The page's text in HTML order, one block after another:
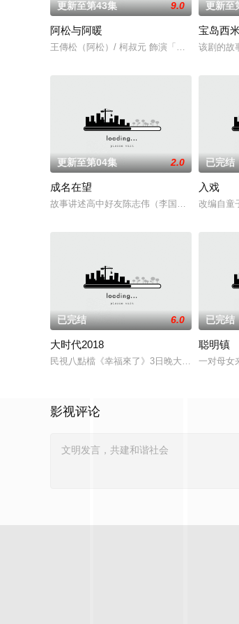
更新至第43集 9.0
阿松与阿暖
王傳松（阿松）/ 柯叔元 飾演「他一輩子守著
更新至
宝岛西
该剧的故
更新至第04集 2.0
成名在望
故事讲述高中好友陈志伟（李国毅 饰）、罗
已完结
入戏
改编自童
已完结 6.0
大时代2018
民視八點檔《幸福來了》3日晚大結局，平均
已完结
聪明镇
一对母女
影视评论